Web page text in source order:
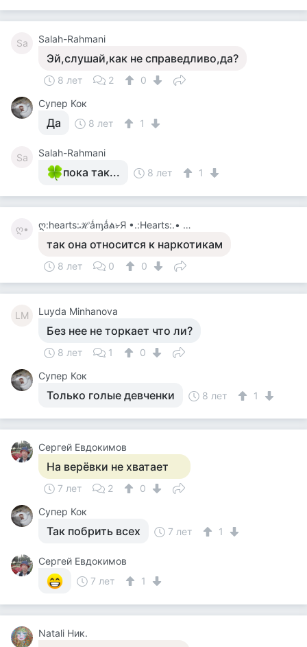
Sa Salah-Rahmani
Эй,слушай,как не справедливо,да?
8 лет 2
0
Супер Кок
Да 8 лет 1
Sa Salah-Rahmani
пока так... 8 лет 1
ღ• ღ:hearts:ℋǻᶆǻል৮Я •.:Hearts:.• ℋǻᶆǻልน:Hearts:ღ
так она относится к наркотикам
8 лет 0 0
LM Luyda Minhanova
Без нее не торкает что ли?
8 лет 1
0
Супер Кок
Только голые девченки 8 лет 1
Сергей Евдокимов
На верёвки не хватает
7 лет 2
0
Супер Кок
Так побрить всех 7 лет 1
Сергей Евдокимов
7 лет
1
Natali Ник.